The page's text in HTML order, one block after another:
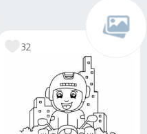
32